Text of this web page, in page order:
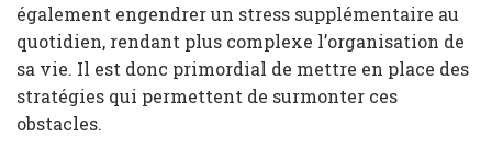
également engendrer un stress supplémentaire au
quotidien, rendant plus complexe l’organisation de
sa vie. Il est donc primordial de mettre en place des
stratégies qui permettent de surmonter ces
obstacles.